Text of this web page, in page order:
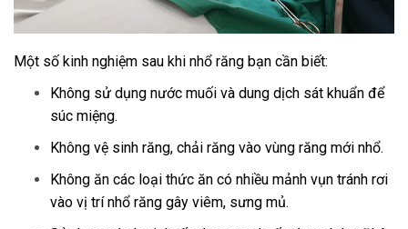
Một số kinh nghiệm sau khi nhổ răng bạn cần biết:
Không sử dụng nước muối và dung dịch sát khuẩn để
súc miệng.
Không vệ sinh răng, chải răng vào vùng răng mới nhổ.
Không ăn các loại thức ăn có nhiều mảnh vụn tránh rơi
vào vị trí nhổ răng gây viêm, sưng mủ.